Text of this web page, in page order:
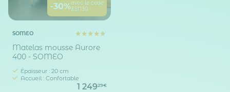
-30%avec le code
ZEN30
SOMEO
Matelas mousse Aurore
400 - SOMEO
Épaisseur : 20 cm
Accueil : Confortable
1 24929€